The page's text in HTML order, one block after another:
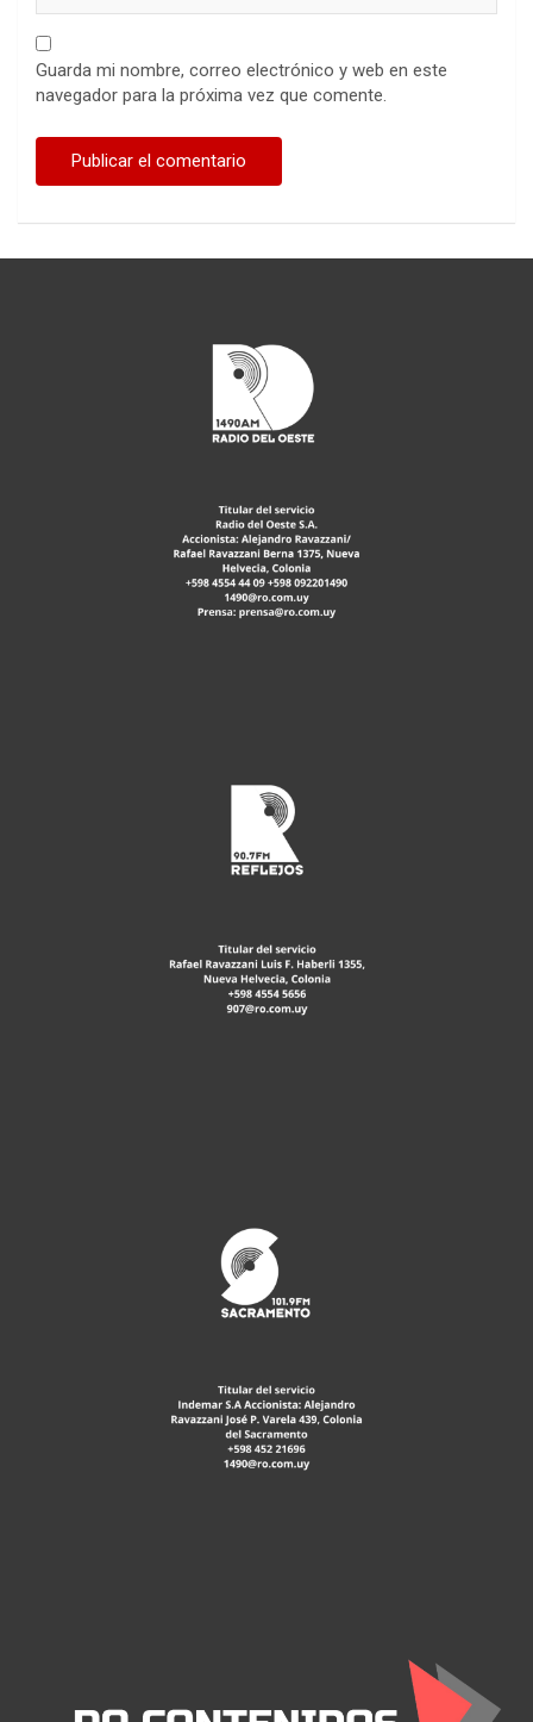
Guarda mi nombre, correo electrónico y web en este
navegador para la próxima vez que comente.